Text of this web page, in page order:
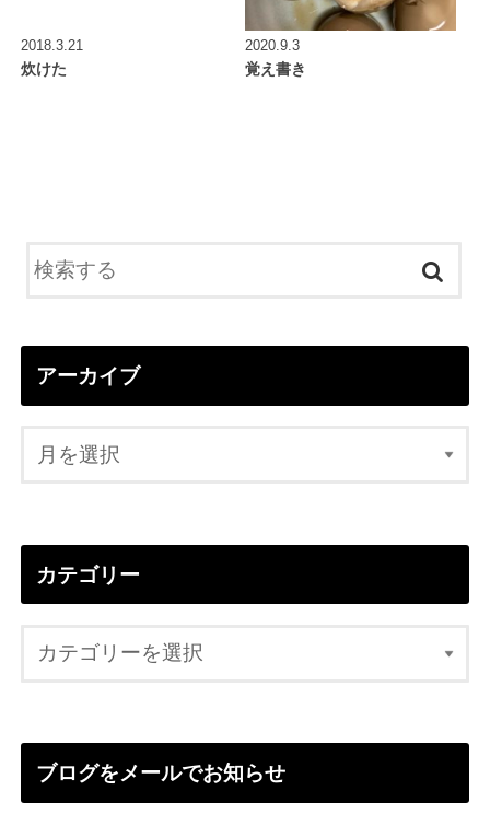
2018.3.21
炊けた
2020.9.3
覚え書き
アーカイブ
カテゴリー
ブログをメールでお知らせ